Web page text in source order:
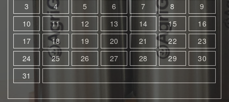
3
4 5 6 7 8
9
10
11 12 13 14 15
16
17
18 19 20 21 22
23
24
25 26 27 28 29
30
31